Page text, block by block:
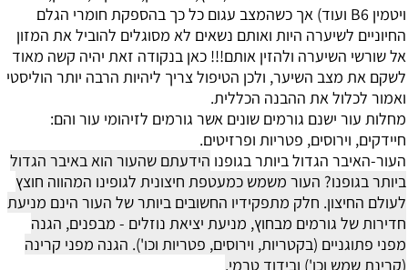
ויטמין B6 ועוד) אך כשהמצב עגום כל כך בהספקת חומרי הגלם
החיוניים לשיערה היות ואותם נשאים לא מסוגלים להוביל את המזון
אל שורשי השיערה ולהזין אותם!!! כאן בנקודה זאת יהיה קשה מאוד
לשקם את מצב השיער, ולכן הטיפול צריך ליהיות הרבה יותר הוליסטי
ואמור לכלול את ההבנה הכללית.
מחלות עור ישנם גורמים שונים אשר גורמים לזיהומי עור והם:
חיידקים, וירוסים, פטריות ופרזיטים.
העור-האיבר הגדול ביותר בגופנו הידעתם שהעור הוא באיבר הגדול
ביותר בגופנו? העור משמש כמעטפת חיצונית לגופינו המהווה חוצץ
לעולם החיצון. חלק מתפקידיו החשובים ביותר של העור הינם מניעת
חדירות של גורמים מבחוץ, מניעת יציאת נוזלים - מבפנים, הגנה
מפני פתוגניים (בקטריות, וירוסים, פטריות וכו'). הגנה מפני קרינה
(קרינת שמש וכו') ובידוד טרמי.